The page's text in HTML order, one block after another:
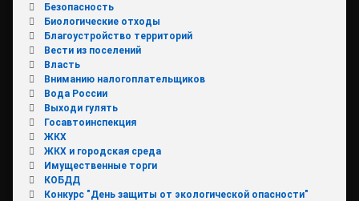
Безопасность
Биологические отходы
Благоустройство территорий
Вести из поселений
Власть
Вниманию налогоплательщиков
Вода России
Выходи гулять
Госавтоинспекция
ЖКХ
ЖКХ и городская среда
Имущественные торги
КОБДД
Конкурс "День защиты от экологической опасности"